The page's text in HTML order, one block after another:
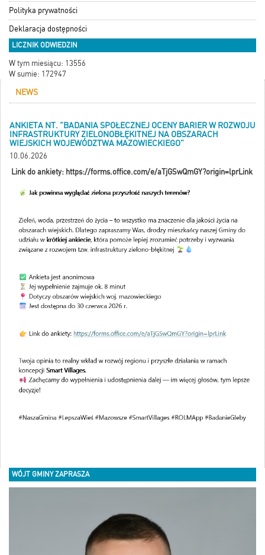
Polityka prywatności
Deklaracja dostępności
LICZNIK ODWIEDZIN
W tym miesiącu: 13556
W sumie: 172947
NEWS
ANKIETA NT. "BADANIA SPOŁECZNEJ OCENY BARIER W ROZWOJU
INFRASTRUKTURY ZIELONOBŁĘKITNEJ NA OBSZARACH
WIEJSKICH WOJEWÓDZTWA MAZOWIECKIEGO"
10.06.2026
Link do ankiety: https://forms.office.com/e/aTjGSwQmGY?origin=lprLink
WÓJT GMINY ZAPRASZA